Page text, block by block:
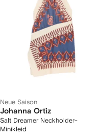
Neue Saison
Johanna Ortiz
Salt Dreamer Neckholder-
Minikleid